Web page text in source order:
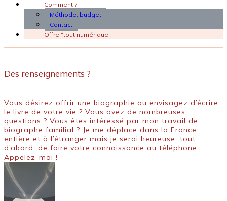
Comment ?
Méthode, budget
Contact
Offre “tout numérique”
Des renseignements ?
Vous désirez offrir une biographie ou envisagez d’écrire
le livre de votre vie ? Vous avez de nombreuses
questions ? Vous êtes intéressé par mon travail de
biographe familial ? Je me déplace dans la France
entière et à l’étranger mais je serai heureuse, tout
d’abord, de faire votre connaissance au téléphone.
Appelez-moi !